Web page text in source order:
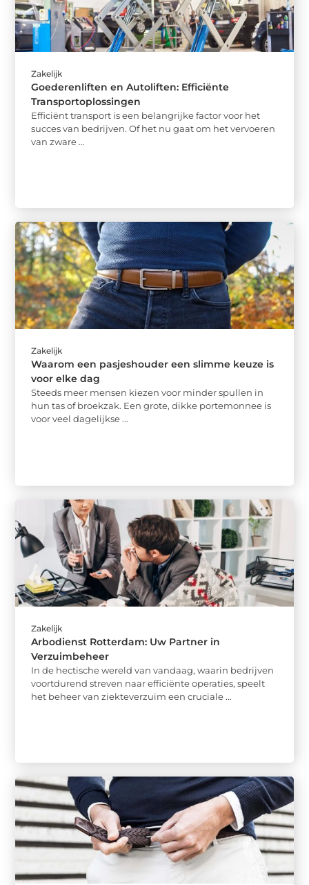
Zakelijk
Goederenliften en Autoliften: Efficiënte
Transportoplossingen
Efficiënt transport is een belangrijke factor voor het
succes van bedrijven. Of het nu gaat om het vervoeren
van zware ...
Zakelijk
Waarom een pasjeshouder een slimme keuze is
voor elke dag
Steeds meer mensen kiezen voor minder spullen in
hun tas of broekzak. Een grote, dikke portemonnee is
voor veel dagelijkse ...
Zakelijk
Arbodienst Rotterdam: Uw Partner in
Verzuimbeheer
In de hectische wereld van vandaag, waarin bedrijven
voortdurend streven naar efficiënte operaties, speelt
het beheer van ziekteverzuim een cruciale ...